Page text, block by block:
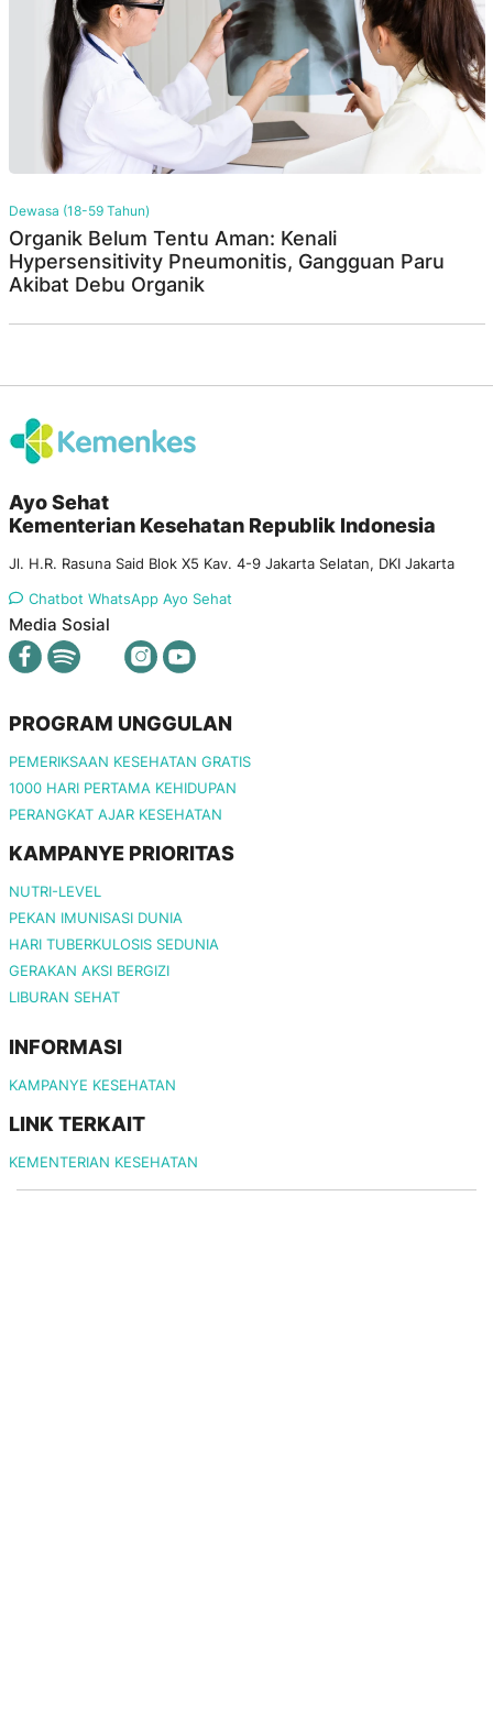
Dewasa (18-59 Tahun)
Organik Belum Tentu Aman: Kenali
Hypersensitivity Pneumonitis, Gangguan Paru
Akibat Debu Organik
Ayo Sehat
Kementerian Kesehatan Republik Indonesia
Jl. H.R. Rasuna Said Blok X5 Kav. 4-9 Jakarta Selatan, DKI Jakarta
Chatbot WhatsApp Ayo Sehat
Media Sosial
PROGRAM UNGGULAN
PEMERIKSAAN KESEHATAN GRATIS
1000 HARI PERTAMA KEHIDUPAN
PERANGKAT AJAR KESEHATAN
KAMPANYE PRIORITAS
NUTRI-LEVEL
PEKAN IMUNISASI DUNIA
HARI TUBERKULOSIS SEDUNIA
GERAKAN AKSI BERGIZI
LIBURAN SEHAT
INFORMASI
KAMPANYE KESEHATAN
LINK TERKAIT
KEMENTERIAN KESEHATAN